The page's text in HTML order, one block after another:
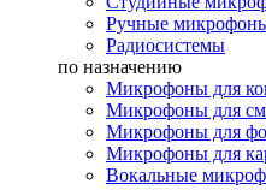
Ручные
Радиосистемы
по назначению
Микрофоны для
Микрофоны для
Микрофоны для
Микрофоны для
Вокальные